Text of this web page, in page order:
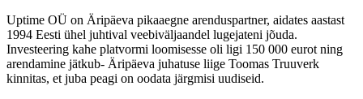
Uptime OÜ on Äripäeva pikaaegne arenduspartner, aidates aastast
1994 Eesti ühel juhtival veebiväljaandel lugejateni jõuda.
Investeering kahe platvormi loomisesse oli ligi 150 000 eurot ning
arendamine jätkub- Äripäeva juhatuse liige Toomas Truuverk
kinnitas, et juba peagi on oodata järgmisi uudiseid.